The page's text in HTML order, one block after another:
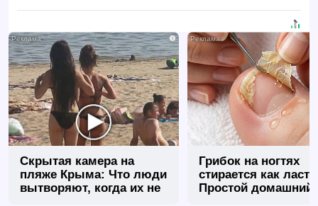
i
Скрытая камера на
пляже Крыма: Что люди
вытворяют, когда их не
Грибок на ногтях
стирается как
Простой домашний